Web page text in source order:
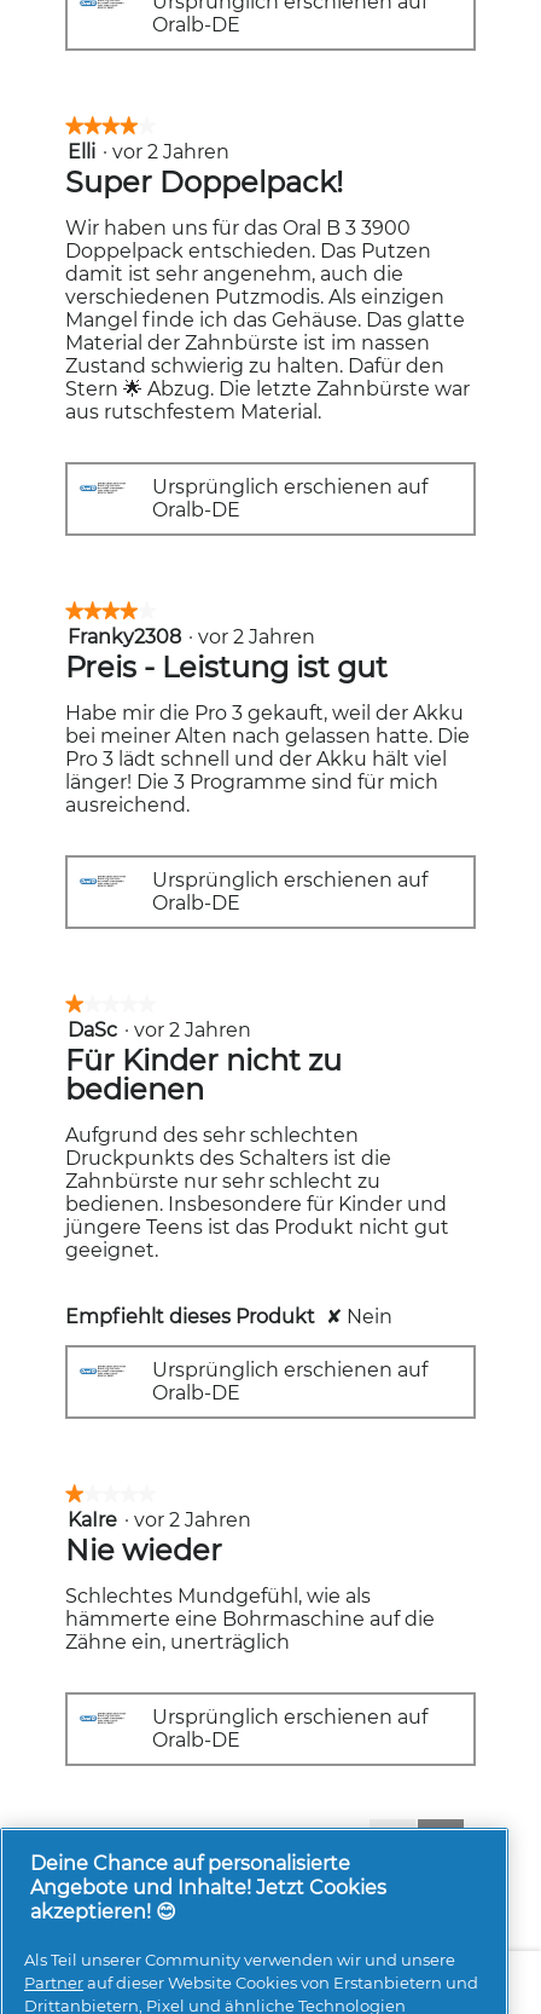
Oralb-DE
★★★★★
★★★★★
4
von
5
Sternen.
Elli · vor 2 Jahren
Super Doppelpack!
Wir haben uns für das Oral B 3 3900
Doppelpack entschieden. Das Putzen
damit ist sehr angenehm, auch die
verschiedenen Putzmodis. Als einzigen
Mangel finde ich das Gehäuse. Das glatte
Material der Zahnbürste ist im nassen
Zustand schwierig zu halten. Dafür den
Stern 🌟 Abzug. Die letzte Zahnbürste war
aus rutschfestem Material.
Ursprünglich erschienen auf
Oralb-DE
★★★★★
★★★★★
4
von
5
Sternen.
Franky2308 · vor 2 Jahren
Preis - Leistung ist gut
Habe mir die Pro 3 gekauft, weil der Akku
bei meiner Alten nach gelassen hatte. Die
Pro 3 lädt schnell und der Akku hält viel
länger! Die 3 Programme sind für mich
ausreichend.
Ursprünglich erschienen auf
Oralb-DE
★★★★★
★★★★★
1
von
5
Sternen.
DaSc · vor 2 Jahren
Für Kinder nicht zu
bedienen
Aufgrund des sehr schlechten
Druckpunkts des Schalters ist die
Zahnbürste nur sehr schlecht zu
bedienen. Insbesondere für Kinder und
jüngere Teens ist das Produkt nicht gut
geeignet.
Empfiehlt dieses Produkt ✘ Nein
Ursprünglich erschienen auf
Oralb-DE
★★★★★
★★★★★
1
von
5
Sternen.
KaIre · vor 2 Jahren
Nie wieder
Schlechtes Mundgefühl, wie als
hämmerte eine Bohrmaschine auf die
Zähne ein, unerträglich
Ursprünglich erschienen auf
Oralb-DE
Über uns Kontakt pg.com besuchen
Deine Chance auf personalisierte
Angebote und Inhalte! Jetzt Cookies
akzeptieren! 😊
Als Teil unserer Community verwenden wir und unsere
Partnerauf dieser Website Cookies von Erstanbietern und
Drittanbietern, Pixel und ähnliche Technologien